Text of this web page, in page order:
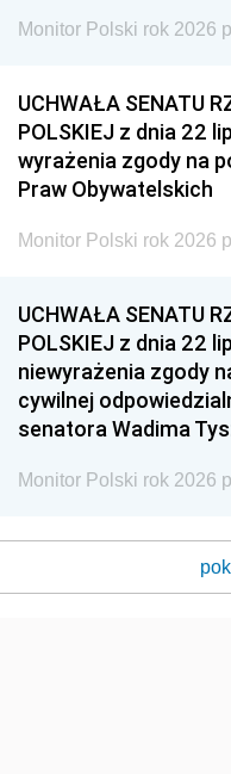
Monitor Polski rok 2026
UCHWAŁA SENATU
POLSKIEJ z dnia 22
wyrażenia zgody na
Praw Obywatelskich
Monitor Polski rok 2026
UCHWAŁA SENATU
POLSKIEJ z dnia 22
niewyrażenia zgody
cywilnej
senatora Wadima
Monitor Polski rok 2026